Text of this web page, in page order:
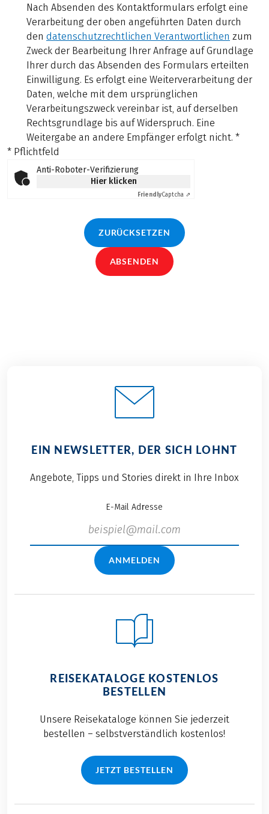
Nach Absenden des Kontaktformulars erfolgt eine
Verarbeitung der oben angeführten Daten durch
den datenschutzrechtlichen Verantwortlichen zum
Zweck der Bearbeitung Ihrer Anfrage auf Grundlage
Ihrer durch das Absenden des Formulars erteilten
Einwilligung. Es erfolgt eine Weiterverarbeitung der
Daten, welche mit dem ursprünglichen
Verarbeitungszweck vereinbar ist, auf derselben
Rechtsgrundlage bis auf Widerspruch. Eine
Weitergabe an andere Empfänger erfolgt nicht. *
* Pflichtfeld
Anti-Roboter-Verifizierung
Hier klicken
FriendlyCaptcha ⇗
ZURÜCKSETZEN
ABSENDEN
EIN NEWSLETTER, DER SICH LOHNT
Angebote, Tipps und Stories direkt in Ihre Inbox
E-Mail Adresse
ANMELDEN
REISEKATALOGE KOSTENLOS
BESTELLEN
Unsere Reisekataloge können Sie jederzeit
bestellen – selbstverständlich kostenlos!
JETZT BESTELLEN